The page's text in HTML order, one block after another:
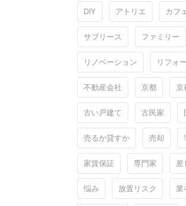
DIY アトリエ カフ
サブリース ファミリー
リノベーション リフォ
不動産会社 京都 京
古い戸建て 古民家
売るか貸すか 売却
家賃保証 専門家 差
悩み 放置リスク 業